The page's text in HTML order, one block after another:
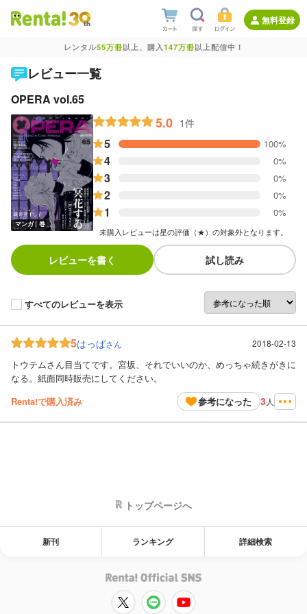
無料登録
レンタル55万冊以上、購入147万冊以上配信中！
レビュー一覧
OPERA vol.65
マンガ｜巻
5.0 1件
5 100%
4 0%
3 0%
2 0%
1 0%
未購入レビューは星の評価（★）の対象外となります。
レビューを書く 試し読み
すべてのレビューを表示
5はっぱさん 2018-02-13
トウテムさん目当てです。宮坂、それでいいのか、めっちゃ続きがきに
なる。紙面同時販売にしてください。
Renta!で購入済み
参考になった 3 人
トップページへ
新刊 ランキング 詳細検索